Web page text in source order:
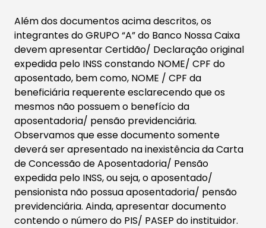
Além dos documentos acima descritos, os
integrantes do GRUPO “A” do Banco Nossa Caixa
devem apresentar Certidão/ Declaração original
expedida pelo INSS constando NOME/ CPF do
aposentado, bem como, NOME / CPF da
beneficiária requerente esclarecendo que os
mesmos não possuem o benefício da
aposentadoria/ pensão previdenciária.
Observamos que esse documento somente
deverá ser apresentado na inexistência da Carta
de Concessão de Aposentadoria/ Pensão
expedida pelo INSS, ou seja, o aposentado/
pensionista não possua aposentadoria/ pensão
previdenciária. Ainda, apresentar documento
contendo o número do PIS/ PASEP do instituidor.